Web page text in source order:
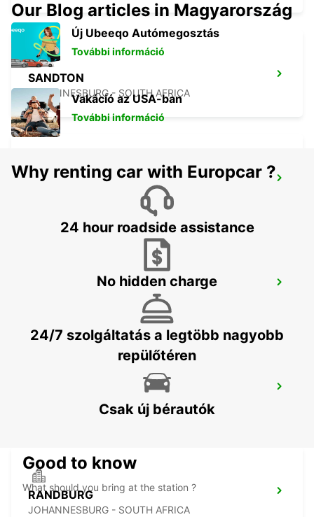
SANDTON
JOHANNESBURG - SOUTH AFRICA
MIDRAND
MIDRAND - SOUTH AFRICA
BRAAMFONTEIN
BRAAMFONTEIN - SOUTH AFRICA
JOHANNESBURG - SOUTH AFRICA
RANDBURG
JOHANNESBURG - SOUTH AFRICA
Our Blog articles in Magyarország
Új Ubeeqo Autómegosztás
További információ
Vakáció az USA-ban
További információ
Why renting car with Europcar ?
24 hour roadside assistance
No hidden charge
24/7 szolgáltatás a legtöbb nagyobb
repülőtéren
Csak új bérautók
Good to know
What should you bring at the station ?